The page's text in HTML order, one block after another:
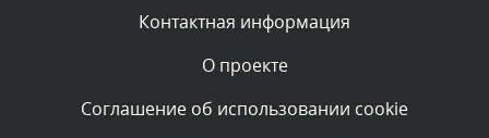
Комментарий проверяется
администратором.
Контактная информация
О проекте
Соглашение об использовании cookie